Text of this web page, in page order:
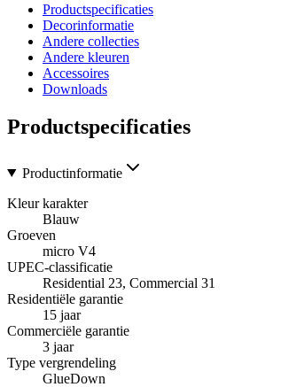
Productspecificaties
Decorinformatie
Andere collecties
Andere kleuren
Accessoires
Downloads
Productspecificaties
Productinformatie
Kleur karakter
Blauw
Groeven
micro V4
UPEC-classificatie
Residential 23, Commercial 31
Residentiële garantie
15 jaar
Commerciële garantie
3 jaar
Type vergrendeling
GlueDown